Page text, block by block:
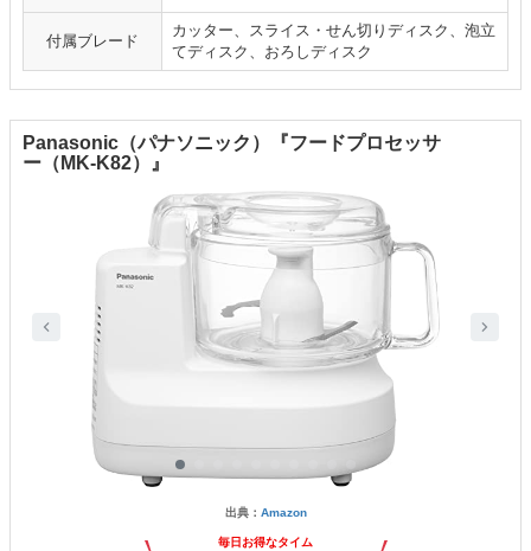
付属ブレード
カッター、スライス・せん切りディスク、泡立
てディスク、おろしディスク
Panasonic（パナソニック）『フードプロセッサ
ー（MK-K82）』
出典： Amazon
毎日お得なタイム